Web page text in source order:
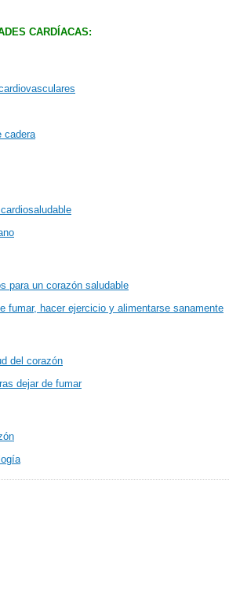
CARDÍACAS:
cadera
para un corazón saludable
fumar, hacer ejercicio y alimentarse sanamente
del corazón
dejar de fumar